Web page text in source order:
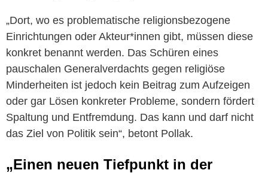
„Dort, wo es problematische religionsbezogene
Einrichtungen oder Akteur*innen gibt, müssen diese
konkret benannt werden. Das Schüren eines
pauschalen Generalverdachts gegen religiöse
Minderheiten ist jedoch kein Beitrag zum Aufzeigen
oder gar Lösen konkreter Probleme, sondern fördert
Spaltung und Entfremdung. Das kann und darf nicht
das Ziel von Politik sein“, betont Pollak.
„Einen neuen Tiefpunkt in der